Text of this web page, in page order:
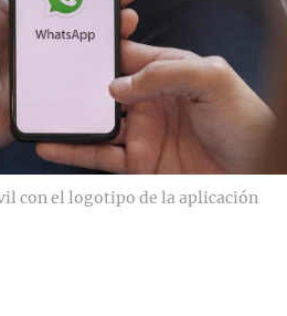
con el logotipo de la aplicación